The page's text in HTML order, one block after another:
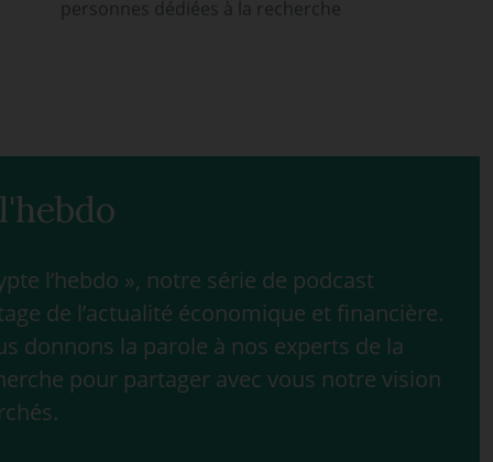
personnes dédiées à la recherche
l’hebdo », notre série de podcast
de l’actualité économique et financière.
donnons la parole à nos experts de la
pour partager avec vous notre vision